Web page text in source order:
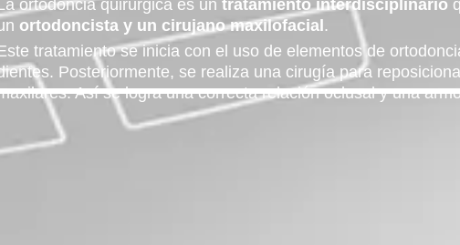
ortodoncia quirúrgica es un tratamiento interdisciplinario
ortodoncista y un cirujano maxilofacial .
tratamiento se inicia con el uso de elementos de
Posteriormente, se realiza una cirugía para
Así se logra una correcta relación oclusal y una